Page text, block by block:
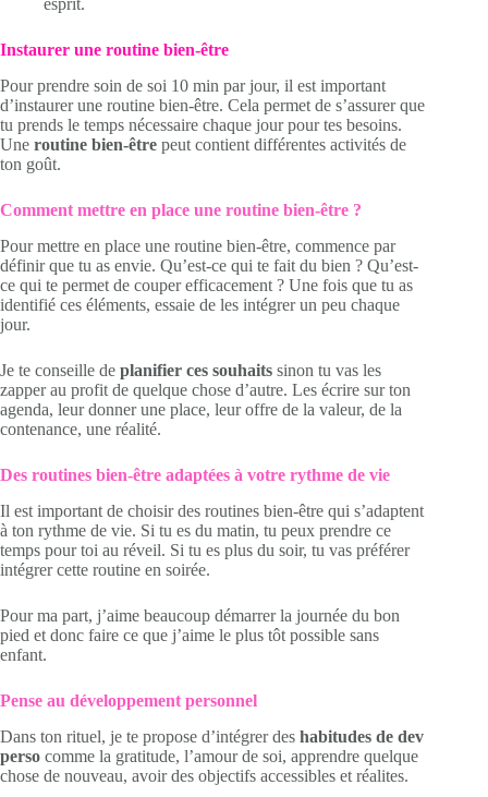
esprit.
Instaurer une routine bien-être
Pour prendre soin de soi 10 min par jour, il est important
d’instaurer une routine bien-être. Cela permet de s’assurer que
tu prends le temps nécessaire chaque jour pour tes besoins.
Une routine bien-être peut contient différentes activités de
ton goût.
Comment mettre en place une routine bien-être ?
Pour mettre en place une routine bien-être, commence par
définir que tu as envie. Qu’est-ce qui te fait du bien ? Qu’est-
ce qui te permet de couper efficacement ? Une fois que tu as
identifié ces éléments, essaie de les intégrer un peu chaque
jour.
Je te conseille de planifier ces souhaits sinon tu vas les
zapper au profit de quelque chose d’autre. Les écrire sur ton
agenda, leur donner une place, leur offre de la valeur, de la
contenance, une réalité.
Des routines bien-être adaptées à votre rythme de vie
Il est important de choisir des routines bien-être qui s’adaptent
à ton rythme de vie. Si tu es du matin, tu peux prendre ce
temps pour toi au réveil. Si tu es plus du soir, tu vas préférer
intégrer cette routine en soirée.
Pour ma part, j’aime beaucoup démarrer la journée du bon
pied et donc faire ce que j’aime le plus tôt possible sans
enfant.
Pense au développement personnel
Dans ton rituel, je te propose d’intégrer des habitudes de dev
perso comme la gratitude, l’amour de soi, apprendre quelque
chose de nouveau, avoir des objectifs accessibles et réalites.